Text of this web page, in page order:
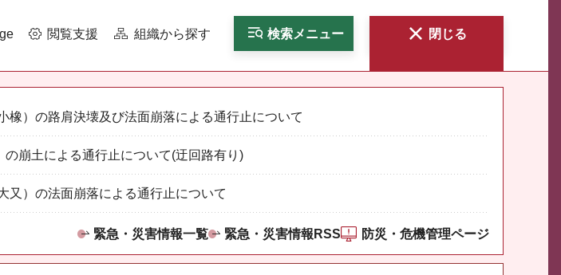
閲覧支援 組織から探す 検索メニュー 閉じる
橡）の路肩決壊及び法面崩落による通行止について
の崩土による通行止について(迂回路有り)
又）の法面崩落による通行止について
緊急・災害情報一覧 緊急・災害情報RSS 防災・危機管理ページ